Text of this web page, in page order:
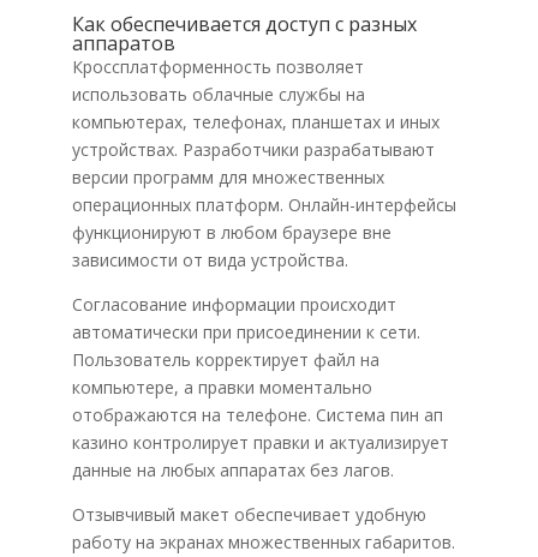
Как обеспечивается доступ с разных
аппаратов
Кроссплатформенность позволяет
использовать облачные службы на
компьютерах, телефонах, планшетах и иных
устройствах. Разработчики разрабатывают
версии программ для множественных
операционных платформ. Онлайн-интерфейсы
функционируют в любом браузере вне
зависимости от вида устройства.
Согласование информации происходит
автоматически при присоединении к сети.
Пользователь корректирует файл на
компьютере, а правки моментально
отображаются на телефоне. Система пин ап
казино контролирует правки и актуализирует
данные на любых аппаратах без лагов.
Отзывчивый макет обеспечивает удобную
работу на экранах множественных габаритов.